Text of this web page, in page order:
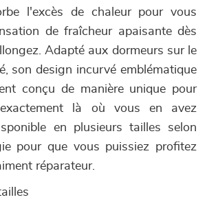
l'excès de chaleur pour vous
de fraîcheur apaisante dès
Adapté aux dormeurs sur le
son design incurvé emblématique
conçu de manière unique pour
là où vous en avez
en plusieurs tailles selon
pour que vous puissiez profitez
réparateur.